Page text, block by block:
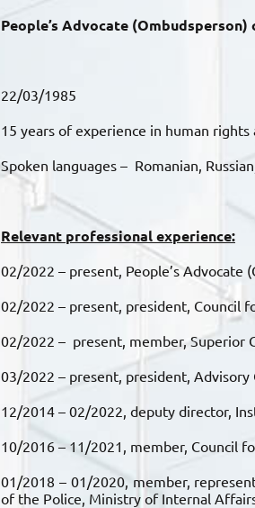
People’s Advocate
22/03/1985
15 years of experience in human rights
Spoken languages – Romanian,
Relevant professional experience:
02/2022 – present, People’s
02/2022 – present, president, Council
02/2022 – present, member, Superior
03/2022 – present, president,
12/2014 – 02/2022, deputy director,
10/2016 – 11/2021, member, Council
01/2018 – 01/2020, member,
of the Police, Ministry of Internal